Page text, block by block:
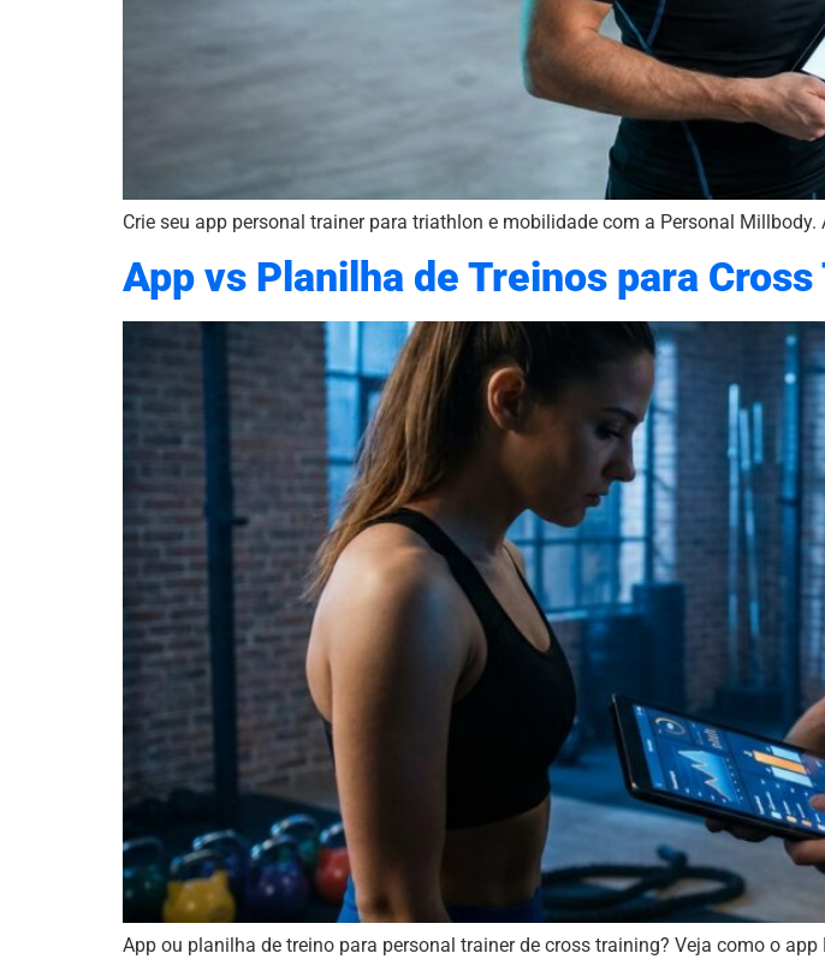
Crie seu app personal trainer para triathlon e mobilidade com a Personal
App vs Planilha de Treinos para
App ou planilha de treino para personal trainer de cross training? Veja como o